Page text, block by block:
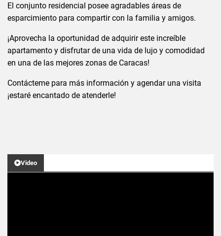
El conjunto residencial posee agradables áreas de
esparcimiento para compartir con la familia y amigos.
¡Aprovecha la oportunidad de adquirir este increíble
apartamento y disfrutar de una vida de lujo y comodidad
en una de las mejores zonas de Caracas!
Contácteme para más información y agendar una visita
¡estaré encantado de atenderle!
Video